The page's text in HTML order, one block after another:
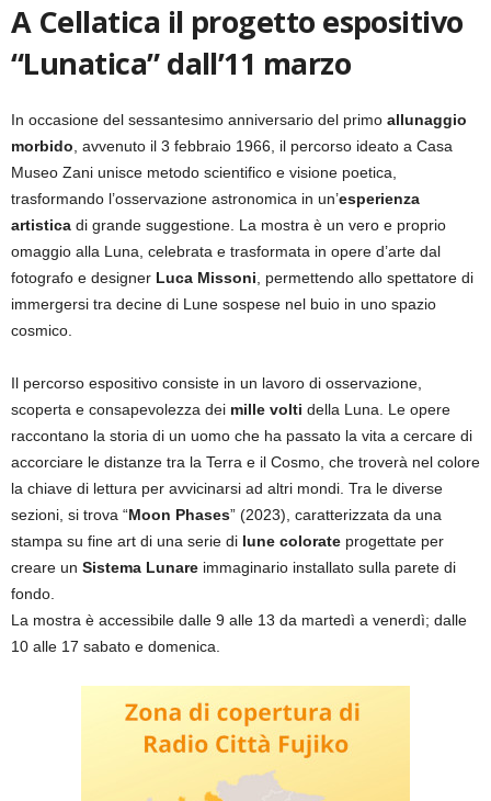
A Cellatica il progetto espositivo
“Lunatica” dall’11 marzo
In occasione del sessantesimo anniversario del primo allunaggio
morbido, avvenuto il 3 febbraio 1966, il percorso ideato a Casa
Museo Zani unisce metodo scientifico e visione poetica,
trasformando l’osservazione astronomica in un’esperienza
artistica di grande suggestione. La mostra è un vero e proprio
omaggio alla Luna, celebrata e trasformata in opere d’arte dal
fotografo e designer Luca Missoni, permettendo allo spettatore di
immergersi tra decine di Lune sospese nel buio in uno spazio
cosmico.
Il percorso espositivo consiste in un lavoro di osservazione,
scoperta e consapevolezza dei mille volti della Luna. Le opere
raccontano la storia di un uomo che ha passato la vita a cercare di
accorciare le distanze tra la Terra e il Cosmo, che troverà nel colore
la chiave di lettura per avvicinarsi ad altri mondi. Tra le diverse
sezioni, si trova “Moon Phases” (2023), caratterizzata da una
stampa su fine art di una serie di lune colorate progettate per
creare un Sistema Lunare immaginario installato sulla parete di
fondo.
La mostra è accessibile dalle 9 alle 13 da martedì a venerdì; dalle
10 alle 17 sabato e domenica.